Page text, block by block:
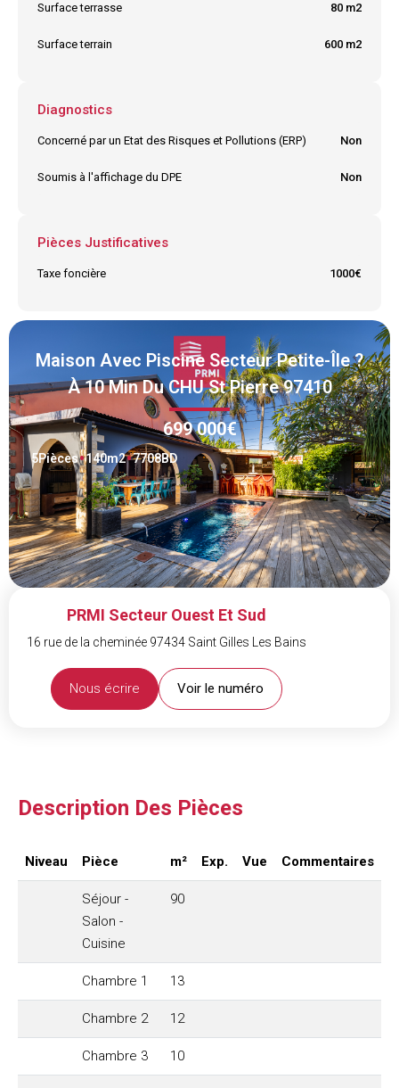
Surface terrasse 80 m2
Surface terrain 600 m2
Diagnostics
Concerné par un Etat des Risques et Pollutions (ERP) Non
Soumis à l'affichage du DPE Non
Pièces Justificatives
Taxe foncière 1000€
Maison Avec Piscine Secteur Petite-Île ?
À 10 Min Du CHU St Pierre 97410
699 000€
Pièces
5 m2
140 7708BD
PRMI Secteur Ouest Et Sud
16 rue de la cheminée 97434 Saint Gilles Les Bains
Nous écrire Voir le numéro
Description Des Pièces
Niveau Pièce m² Exp. Vue Commentaires
Séjour -
Salon -
Cuisine
90
Chambre 1 13
Chambre 2 12
Chambre 3 10